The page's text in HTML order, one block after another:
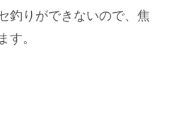
釣りができないので、焦
す。